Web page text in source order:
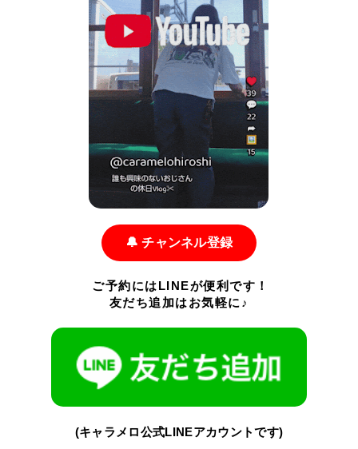
🔔 チャンネル登録
ご予約にはLINEが便利です！
友だち追加はお気軽に♪
(キャラメロ公式LINEアカウントです)